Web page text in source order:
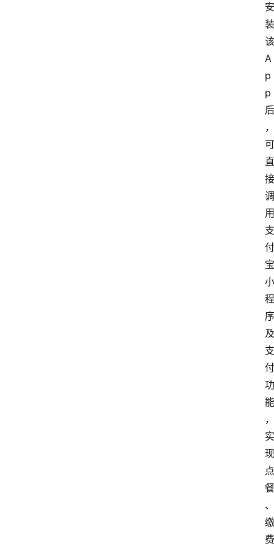
安
装
该
A
p
p
后
，
可
直
接
调
用
支
付
宝
小
程
序
及
支
付
功
能
，
实
现
点
餐
、
缴
费